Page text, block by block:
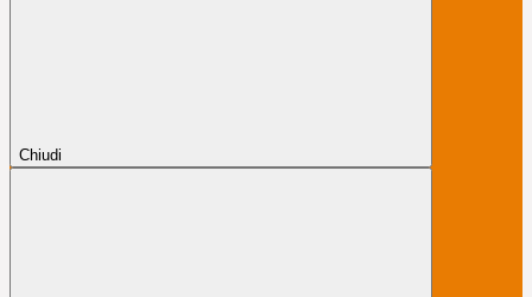
Chiudi